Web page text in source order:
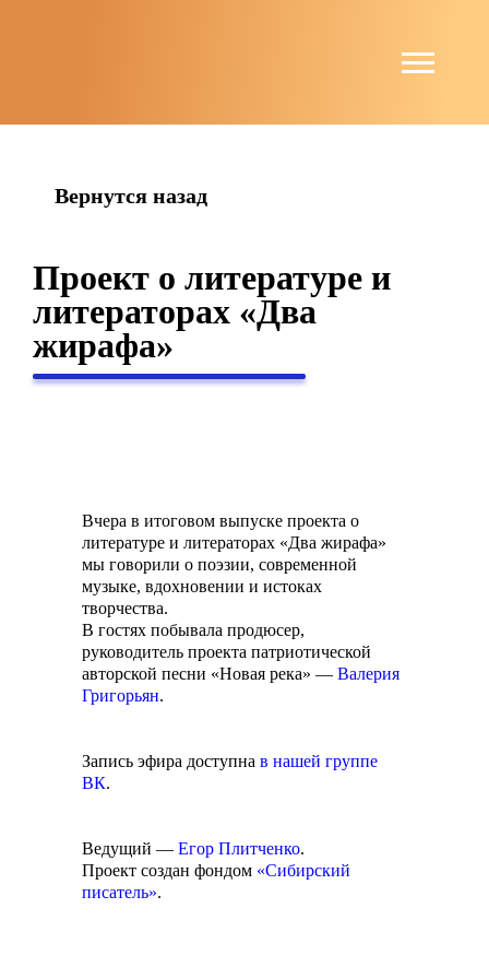
Вернутся назад
Проект о литературе и
литераторах «Два
жирафа»
Вчера в итоговом выпуске проекта о
литературе и литераторах «Два жирафа»
мы говорили о поэзии, современной
музыке, вдохновении и истоках
творчества.
В гостях побывала продюсер,
руководитель проекта патриотической
авторской песни «Новая река» — Валерия
Григорьян.
Запись эфира доступна в нашей группе
ВК.
Ведущий — Егор Плитченко.
Проект создан фондом «Сибирский
писатель».